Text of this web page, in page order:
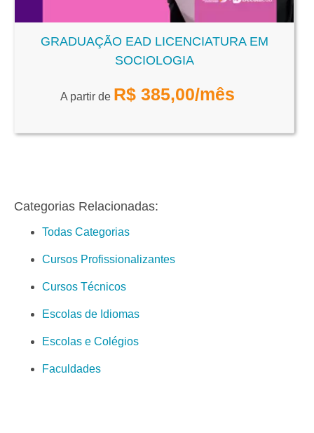
GRADUAÇÃO EAD LICENCIATURA EM
SOCIOLOGIA
A partir de R$ 385,00/mês
Categorias Relacionadas:
Todas Categorias
Cursos Profissionalizantes
Cursos Técnicos
Escolas de Idiomas
Escolas e Colégios
Faculdades